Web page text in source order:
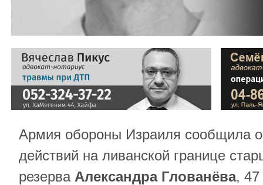
Армия обороны Израиля сообщила
действий на ливанской границе
резерва Александра Глованёва, 47